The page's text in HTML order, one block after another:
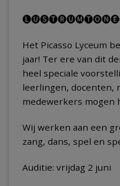
Het Picasso Lyceum
jaar! Ter ere van dit
heel speciale
leerlingen, docenten,
medewerkers mogen
Wij werken aan een
zang, dans, spel en
Auditie: vrijdag 2 juni